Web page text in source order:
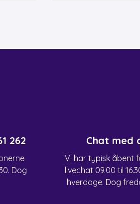
262
Dog
Chat med
Vi har typisk åbent
livechat 09.00 til
hverdage. Dog